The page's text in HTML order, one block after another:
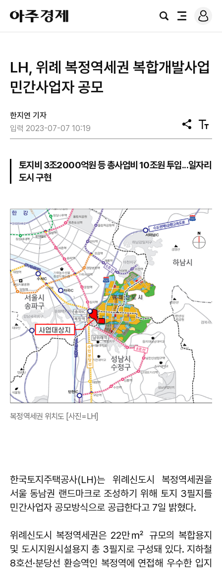
아
주
경
검
전
로
그
LH, 위례 복정역세권 복합개발사업
민간사업자 공모
한지연 기자
입력 2023-07-07 10:19
공
유
텍
스
기
토지비 3조2000억원 등 총사업비 10조원 투입...일자리
도시 구현
복정역세권 위치도 [사진=LH]
한국토지주택공사(LH)는 위례신도시 복정역세권을
서울 동남권 랜드마크로 조성하기 위해 토지 3필지를
민간사업자 공모방식으로 공급한다고 7일 밝혔다.
위례신도시 복정역세권은 22만㎡ 규모의 복합용지
및 도시지원시설용지 총 3필지로 구성돼 있다. 지하철
8호선·분당선 환승역인 복정역에 연접해 우수한 입지